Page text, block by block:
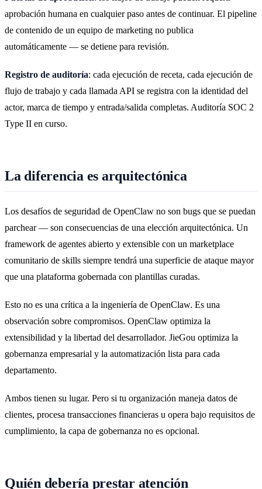
aprobación humana en cualquier paso antes de continuar. El pipeline
de contenido de un equipo de marketing no publica
automáticamente — se detiene para revisión.
Registro de auditoría: cada ejecución de receta, cada ejecución de
flujo de trabajo y cada llamada API se registra con la identidad del
actor, marca de tiempo y entrada/salida completas. Auditoría SOC 2
Type II en curso.
La diferencia es arquitectónica
Los desafíos de seguridad de OpenClaw no son bugs que se puedan
parchear — son consecuencias de una elección arquitectónica. Un
framework de agentes abierto y extensible con un marketplace
comunitario de skills siempre tendrá una superficie de ataque mayor
que una plataforma gobernada con plantillas curadas.
Esto no es una crítica a la ingeniería de OpenClaw. Es una
observación sobre compromisos. OpenClaw optimiza la
extensibilidad y la libertad del desarrollador. JieGou optimiza la
gobernanza empresarial y la automatización lista para cada
departamento.
Ambos tienen su lugar. Pero si tu organización maneja datos de
clientes, procesa transacciones financieras u opera bajo requisitos de
cumplimiento, la capa de gobernanza no es opcional.
Quién debería prestar atención